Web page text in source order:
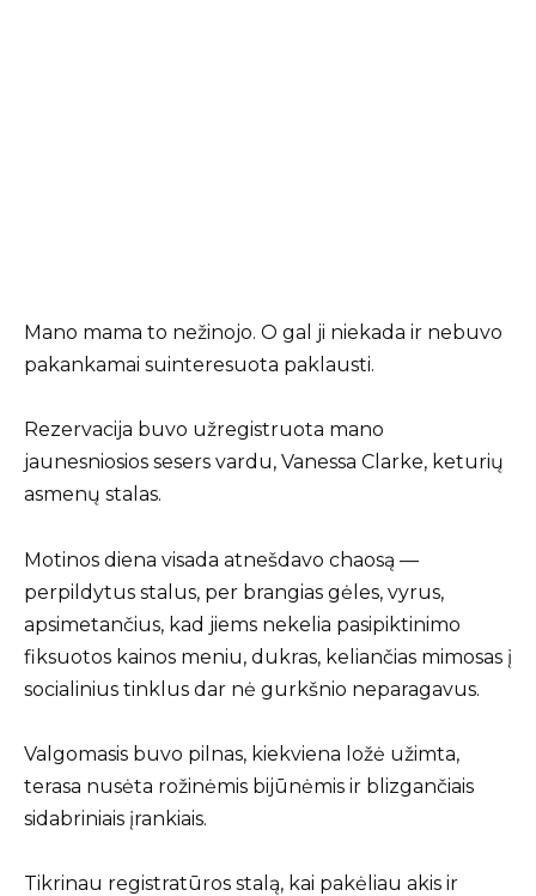
Mano mama to nežinojo. O gal ji niekada ir nebuvo
pakankamai suinteresuota paklausti.
Rezervacija buvo užregistruota mano
jaunesniosios sesers vardu, Vanessa Clarke, keturių
asmenų stalas.
Motinos diena visada atnešdavo chaosą —
perpildytus stalus, per brangias gėles, vyrus,
apsimetančius, kad jiems nekelia pasipiktinimo
fiksuotos kainos meniu, dukras, keliančias mimosas į
socialinius tinklus dar nė gurkšnio neparagavus.
Valgomasis buvo pilnas, kiekviena ložė užimta,
terasa nusėta rožinėmis bijūnėmis ir blizgančiais
sidabriniais įrankiais.
Tikrinau registratūros stalą, kai pakėliau akis ir